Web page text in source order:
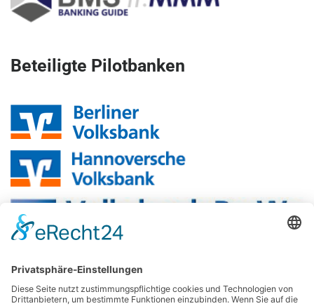
Beteiligte Pilotbanken